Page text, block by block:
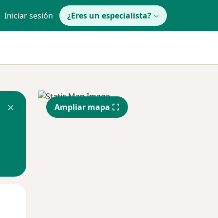
Iniciar sesión ¿Eres un especialista?
Ampliar mapa